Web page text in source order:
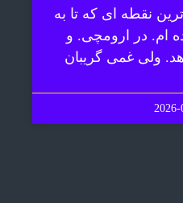
نقطه ای که تا به
ام. در ارومچی. و
ولی غمی گریبان
2026-